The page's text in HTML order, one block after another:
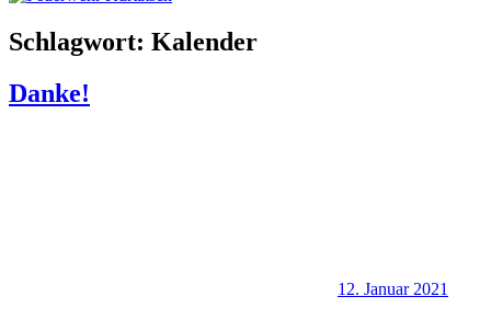
Schlagwort: Kalender
Danke!
12. Januar 2021